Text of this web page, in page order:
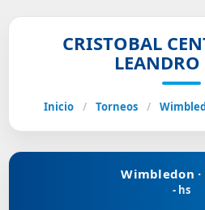
CRISTOBAL
LEANDRO
Inicio / Torneos /
Wimbledon ·
- hs